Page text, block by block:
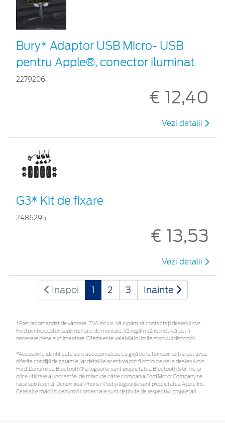
Bury* Adaptor USB Micro- USB
pentru Apple®, conector iluminat
2279206
€ 12,40
Vezi detalii
G3* Kit de fixare
2486295
€ 13,53
Vezi detalii
Inapoi 1 2 3 Inainte
*Preţ recomandat de vânzare, TVA inclus. Vă rugăm să contactaţi dealerul dvs.
Ford pentru costuri suplimentare de montare. Vă rugăm să rețineți că pot fi
necesare piese suplimentare. Oferta este valabilă în limita stocului disponibil.
*Accesoriile identificate sunt accesorii alese cu grijă de la furnizori terți și pot avea
diferite condiții de garanție, iar detaliile acestora pot fi obținute de la dealerul dvs.
Ford. Denumirea Bluetooth® și logourile sunt proprietatea Bluetooth SIG, Inc. și
orice utilizare a unor astfel de mărci de către compania Ford Motor Company se
face sub licență. Denumirea iPhone/iPod și logourile sunt proprietatea Apple Inc.
Celelalte mărci și denumiri comerciale sunt deținute de respectivii proprietari